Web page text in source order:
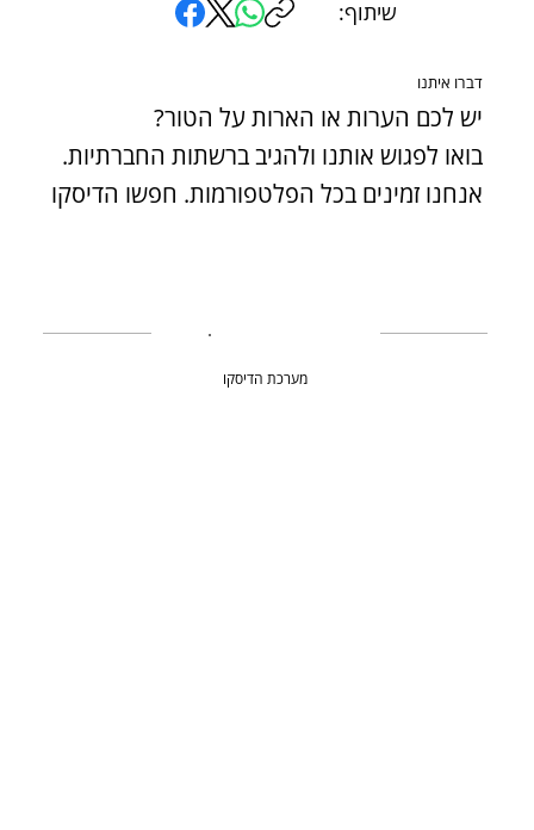
שיתוף:
דברו איתנו
יש לכם הערות או הארות על הטור?
בואו לפגוש אותנו ולהגיב ברשתות החברתיות.
אנחנו זמינים בכל הפלטפורמות. חפשו הדיסקו
מערכת הדיסקו